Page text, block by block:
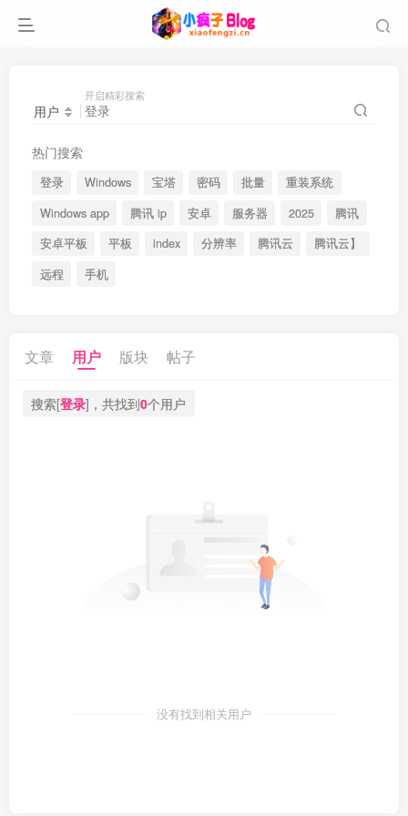
用户
开启精彩搜索
热门搜索
登录 Windows 宝塔 密码 批量
重装系统
Windows app
腾讯 ip 安卓 服务器 2025
腾讯
安卓平板
平板 index 分辨率 腾讯云
腾讯云】
远程
手机
文章 用户 版块 帖子
搜索[登录]，共找到0个用户
没有找到相关用户